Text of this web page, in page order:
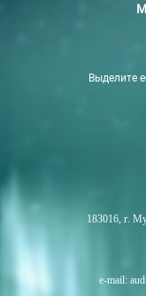
Выделите
183016, г.
e-mail: